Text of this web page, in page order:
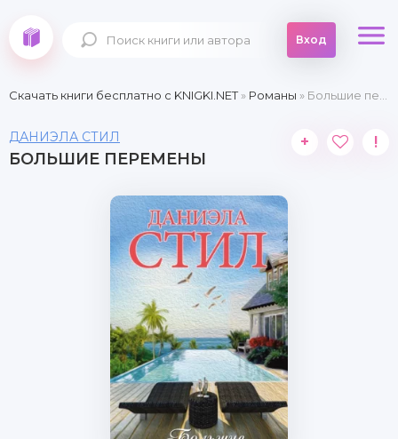
Вход
Скачать книги бесплатно c KNIGKI.NET» Романы » Большие перемены
ДАНИЭЛА СТИЛ
БОЛЬШИЕ ПЕРЕМЕНЫ
+ !